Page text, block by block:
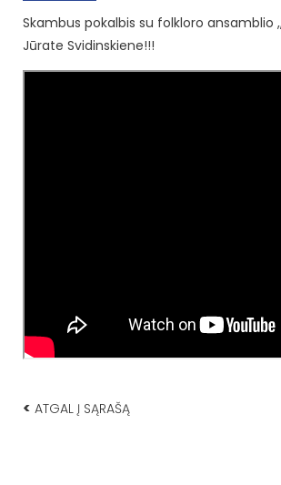
Skambus pokalbis su folkloro ansamblio
Jūrate Svidinskiene!!!
< ATGAL Į SĄRAŠĄ